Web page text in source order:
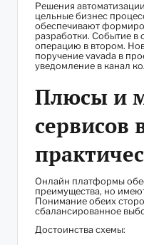
Решения
цельные бизнес
обеспечивают
разработки. Событие
операцию в втором.
поручение vavada в
уведомление в канал
Плюсы и
сервисов
Онлайн платформы
преимущества, но
Понимание обеих
сбалансированное
Достоинства схемы: